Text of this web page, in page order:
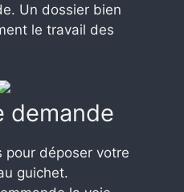
Un dossier bien
le travail des
demande
pour déposer votre
guichet.